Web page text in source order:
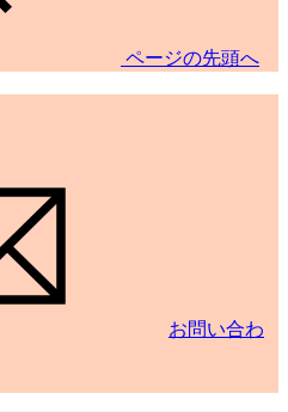
ページの先頭へ
お問い合わ